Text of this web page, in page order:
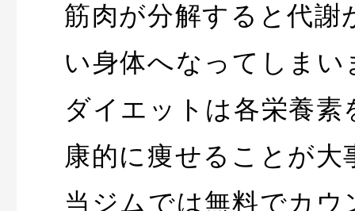
筋肉が分解すると代謝
い身体へなってしまい
ダイエットは各栄養素
康的に痩せることが
当ジムでは無料でカ